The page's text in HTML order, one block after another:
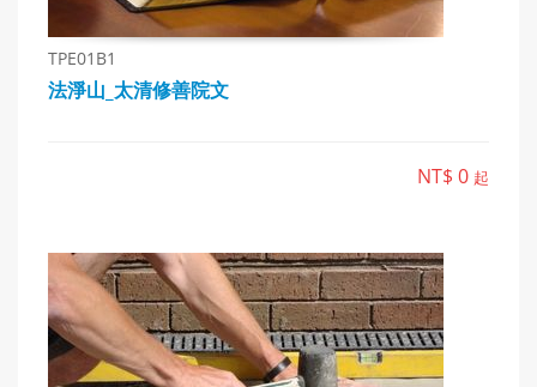
TPE01B1
法淨山_太清修善院文
NT$ 0 起